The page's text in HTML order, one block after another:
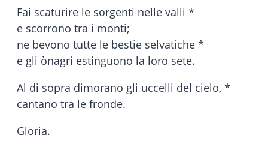
Fai scaturire le sorgenti nelle valli *
e scorrono tra i monti;
ne bevono tutte le bestie selvatiche *
e gli ònagri estinguono la loro sete.
Al di sopra dimorano gli uccelli del cielo, *
cantano tra le fronde.
Gloria.